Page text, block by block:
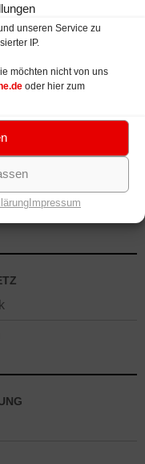
unseren Service zu
IP.
möchten nicht von uns
oder hier zum
Impressum